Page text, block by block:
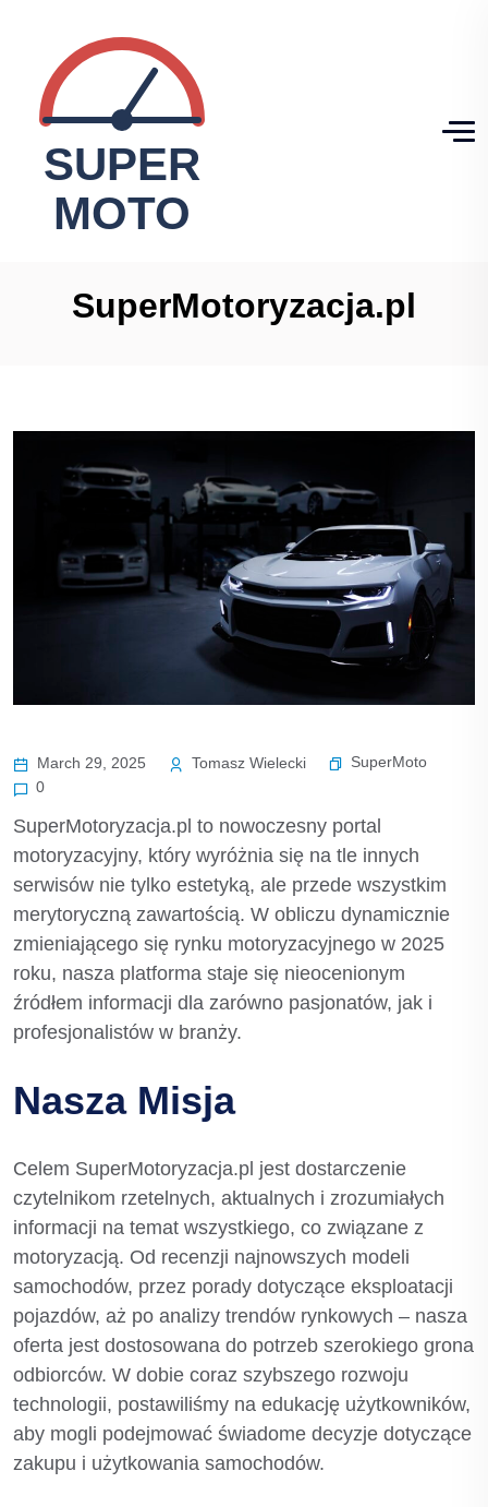
SuperMotoryzacja.pl
March 29, 2025 Tomasz Wielecki
SuperMoto
0
SuperMotoryzacja.pl to nowoczesny portal
motoryzacyjny, który wyróżnia się na tle innych
serwisów nie tylko estetyką, ale przede wszystkim
merytoryczną zawartością. W obliczu dynamicznie
zmieniającego się rynku motoryzacyjnego w 2025
roku, nasza platforma staje się nieocenionym
źródłem informacji dla zarówno pasjonatów, jak i
profesjonalistów w branży.
Nasza Misja
Celem SuperMotoryzacja.pl jest dostarczenie
czytelnikom rzetelnych, aktualnych i zrozumiałych
informacji na temat wszystkiego, co związane z
motoryzacją. Od recenzji najnowszych modeli
samochodów, przez porady dotyczące eksploatacji
pojazdów, aż po analizy trendów rynkowych – nasza
oferta jest dostosowana do potrzeb szerokiego grona
odbiorców. W dobie coraz szybszego rozwoju
technologii, postawiliśmy na edukację użytkowników,
aby mogli podejmować świadome decyzje dotyczące
zakupu i użytkowania samochodów.